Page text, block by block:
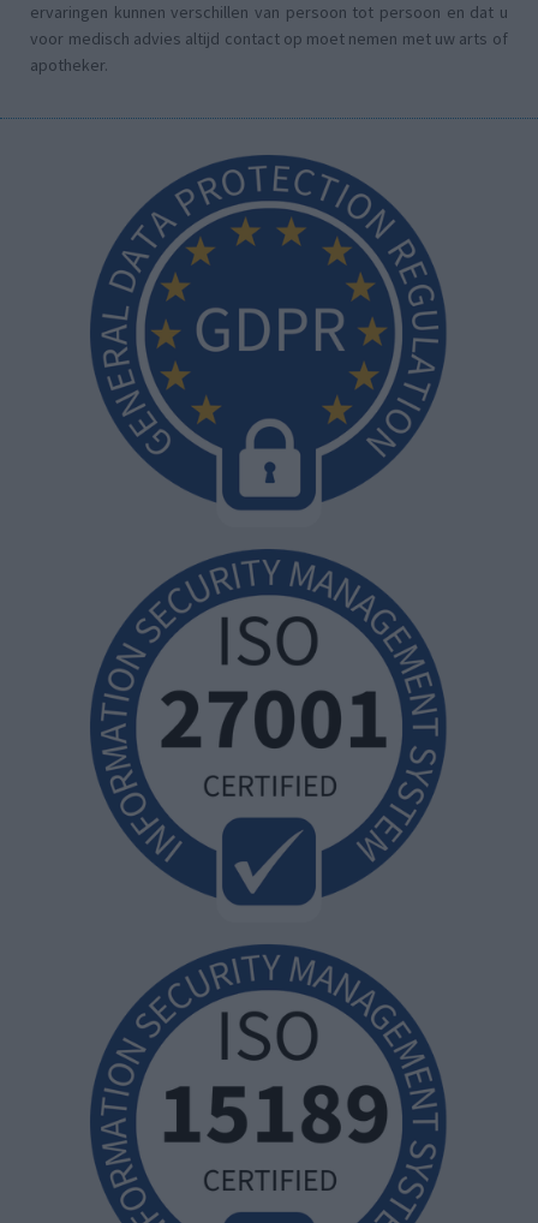
ervaringen kunnen verschillen van persoon tot persoon en dat u
voor medisch advies altijd contact op moet nemen met uw arts of
apotheker.